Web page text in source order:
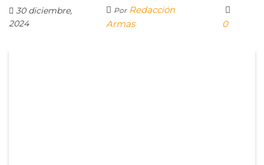
30 diciembre,
2024
Por Redacción
Armas
0